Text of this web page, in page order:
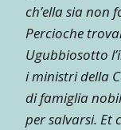
ch’ella sia non
Percioche
Ugubbiosotto
i ministri della
di famiglia
per salvarsi. Et